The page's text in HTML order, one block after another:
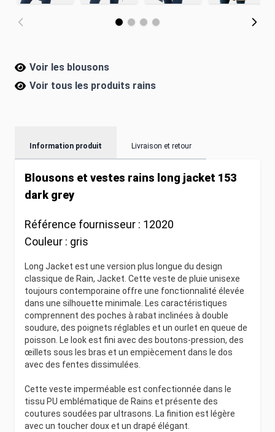
Voir les blousons
Voir tous les produits rains
Information produit Livraison et retour
Blousons et vestes rains long jacket 153
dark grey
Référence fournisseur : 12020
Couleur : gris
Long Jacket est une version plus longue du design
classique de Rain, Jacket. Cette veste de pluie unisexe
toujours contemporaine offre une fonctionnalité élevée
dans une silhouette minimale. Les caractéristiques
comprennent des poches à rabat inclinées à double
soudure, des poignets réglables et un ourlet en queue de
poisson. Le look est fini avec des boutons-pression, des
œillets sous les bras et un empiècement dans le dos
avec des fentes dissimulées.
Cette veste imperméable est confectionnée dans le
tissu PU emblématique de Rains et présente des
coutures soudées par ultrasons. La finition est légère
avec un toucher doux et un drapé élégant.